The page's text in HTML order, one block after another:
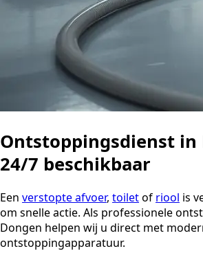
Ontstoppingsdienst in
24/7 beschikbaar
Een verstopte afvoer, toiletof riool is
om snelle actie. Als professionele
Dongen helpen wij u direct met
ontstoppingapparatuur.